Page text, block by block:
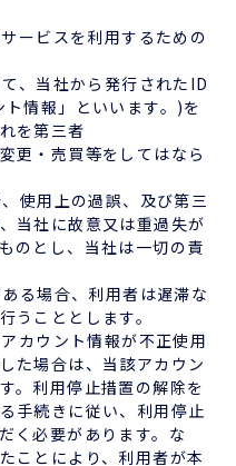
ービスを利用するための
、当社から発行されたID
情報」といいます。)を
を第三者
更・売買等をしてはなら
使用上の過誤、及び第三
当社に故意又は重過失が
のとし、当社は一切の責
る場合、利用者は遅滞な
うこととします。
カウント情報が不正使用
た場合は、当該アカウン
。利用停止措置の解除を
手続きに従い、利用停止
く必要があります。な
ことにより、利用者が本